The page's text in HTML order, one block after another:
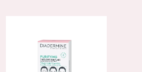
Limpieza